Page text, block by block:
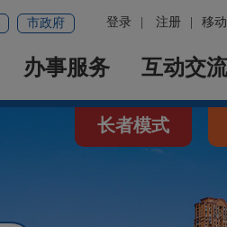
登录 注册 移
市政府
办事服务 互动交流
长者模式